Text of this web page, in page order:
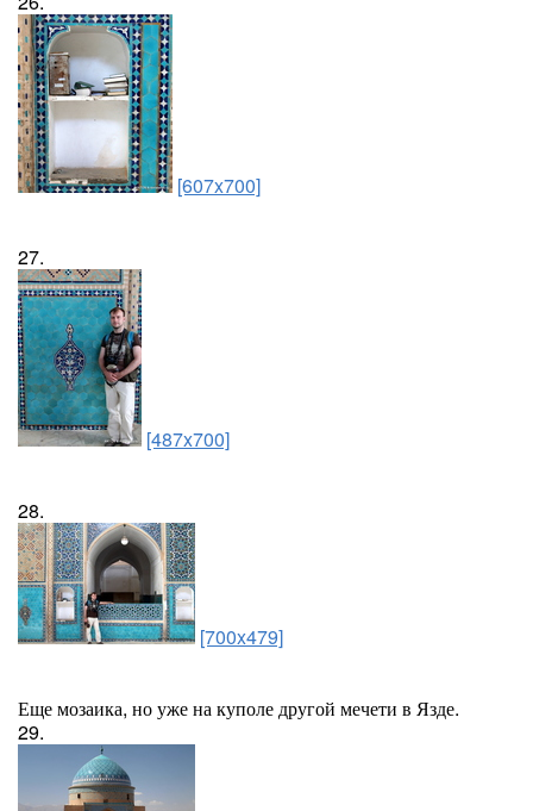
[607x700]
27.
[487x700]
28.
[700x479]
Еще мозаика, но уже на куполе другой мечети в Язде.
29.